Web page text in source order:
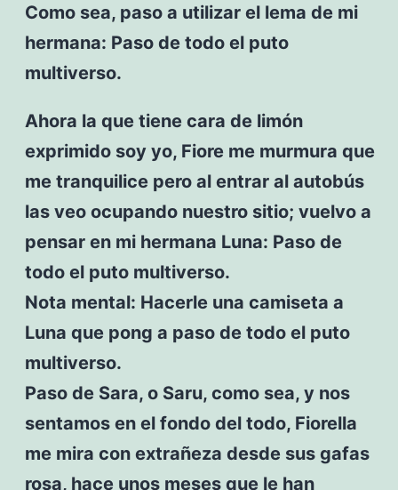
Como sea, paso a utilizar el lema de mi
hermana: Paso de todo el puto
multiverso.
Ahora la que tiene cara de limón
exprimido soy yo, Fiore me murmura que
me tranquilice pero al entrar al autobús
las veo ocupando nuestro sitio; vuelvo a
pensar en mi hermana Luna: Paso de
todo el puto multiverso.
Nota mental: Hacerle una camiseta a
Luna que pong a paso de todo el puto
multiverso.
Paso de Sara, o Saru, como sea, y nos
sentamos en el fondo del todo, Fiorella
me mira con extrañeza desde sus gafas
rosa, hace unos meses que le han